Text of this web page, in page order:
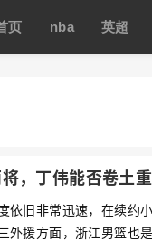
页 nba 英超
，丁伟能否卷土重
依旧非常迅速，在续约
外援方面，浙江男篮也